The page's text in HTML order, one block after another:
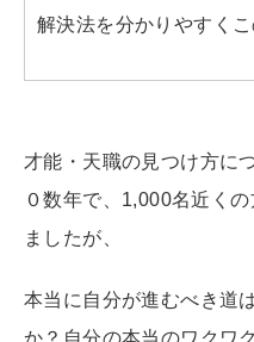
解決法を分かりやすく
才能・天職の見つけ方に
０数年で、1,000名近く
ましたが、
本当に自分が進むべき道